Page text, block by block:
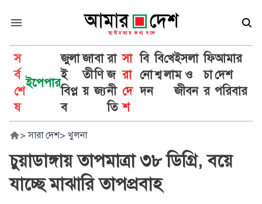
স
র্ব
শে
ষ
ইপেপার
জুলা
ই
বিপ্ল
ব
জা
তী
য়
বা
ণি
জ্য
রা
জ
নী
তি
সা
রা
দে
শ
বি
নো
দন
বি
শ্ব
খে
লা
ইসলা
ম ও
জীবন
ফি
চা
র
আমার
দেশ
পরিবার
> সারা দেশ> খুলনা
চুয়াডাঙ্গায় তাপমাত্রা ৩৮ ডিগ্রি, বয়ে
যাচ্ছে মাঝারি তাপপ্রবাহ